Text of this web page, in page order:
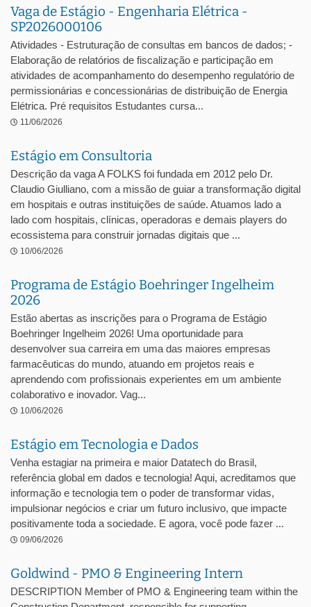
Vaga de Estágio - Engenharia Elétrica -
SP2026000106
Atividades - Estruturação de consultas em bancos de dados; -
Elaboração de relatórios de fiscalização e participação em
atividades de acompanhamento do desempenho regulatório de
permissionárias e concessionárias de distribuição de Energia
Elétrica. Pré requisitos Estudantes cursa...
11/06/2026
Estágio em Consultoria
Descrição da vaga A FOLKS foi fundada em 2012 pelo Dr.
Claudio Giulliano, com a missão de guiar a transformação digital
em hospitais e outras instituições de saúde. Atuamos lado a
lado com hospitais, clínicas, operadoras e demais players do
ecossistema para construir jornadas digitais que ...
10/06/2026
Programa de Estágio Boehringer Ingelheim
2026
Estão abertas as inscrições para o Programa de Estágio
Boehringer Ingelheim 2026! Uma oportunidade para
desenvolver sua carreira em uma das maiores empresas
farmacêuticas do mundo, atuando em projetos reais e
aprendendo com profissionais experientes em um ambiente
colaborativo e inovador. Vag...
10/06/2026
Estágio em Tecnologia e Dados
Venha estagiar na primeira e maior Datatech do Brasil,
referência global em dados e tecnologia! Aqui, acreditamos que
informação e tecnologia tem o poder de transformar vidas,
impulsionar negócios e criar um futuro inclusivo, que impacte
positivamente toda a sociedade. E agora, você pode fazer ...
09/06/2026
Goldwind - PMO & Engineering Intern
DESCRIPTION Member of PMO & Engineering team within the